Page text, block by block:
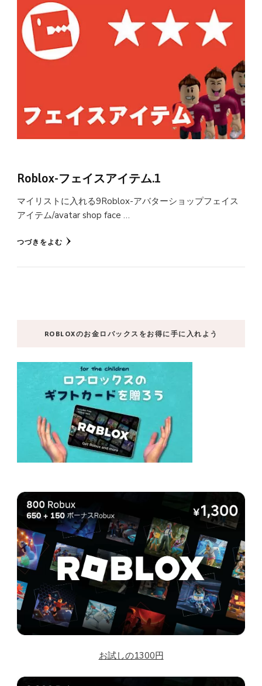
Roblox-フェイスアイテム.1
マイリストに入れる9Roblox-アバターショップフェイス
アイテム/avatar shop face …
つづきをよむ
ROBLOXのお金ロバックスをお得に手に入れよう
お試しの1300円